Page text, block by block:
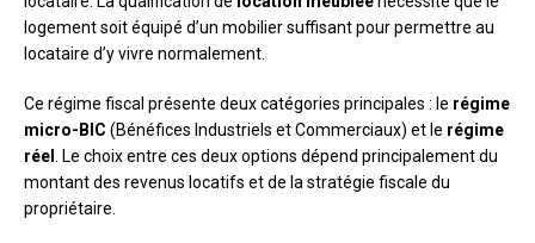
logement soit équipé d’un mobilier suffisant pour permettre au
locataire d’y vivre normalement.
Ce régime fiscal présente deux catégories principales : le régime
micro-BIC (Bénéfices Industriels et Commerciaux) et le régime
réel . Le choix entre ces deux options dépend principalement du
montant des revenus locatifs et de la stratégie fiscale du
propriétaire.